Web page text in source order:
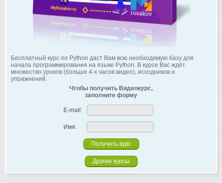
Бесплатный курс по Python даст Вам всю необходимую базу для
начала программирования на языке Python. В курсе Вас ждёт
множество уроков (больше 4-х часов видео), исходников и
упражнений.
Чтобы получить Видеокурс,
заполните форму
E-mail:
Имя:
Другие курсы